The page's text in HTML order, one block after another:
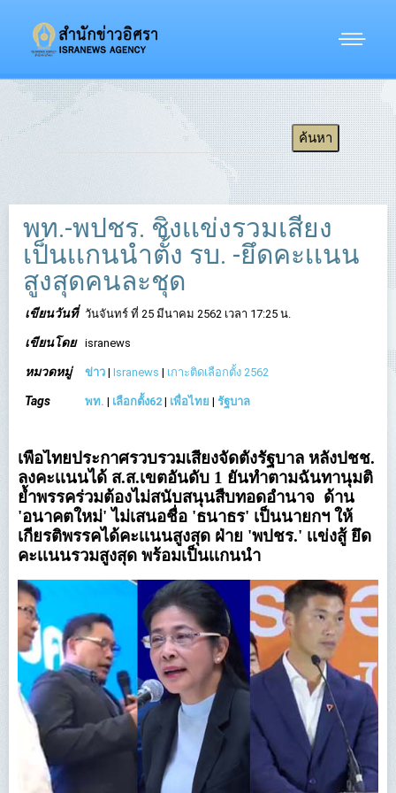
พท.-พปชร. ชิงเเข่งรวมเสียง
เป็นเเกนนำตั้ง รบ. -ยึดคะเเนน
สูงสุดคนละชุด
เขียนวันที่ วันจันทร์ ที่ 25 มีนาคม 2562 เวลา 17:25 น.
เขียนโดย isranews
หมวดหมู่ ข่าว | Isranews | เกาะติดเลือกตั้ง 2562
Tags พท. | เลือกตั้ง62 | เพื่อไทย | รัฐบาล
เพื่อไทยประกาศรวบรวมเสียงจัดตั้งรัฐบาล หลังปชช.
ลงคะเเนนได้ ส.ส.เขตอันดับ 1 ยันทำตามฉันทานุมติ
ย้ำพรรคร่วมต้องไม่สนับสนุนสืบทอดอำนาจ ด้าน
'อนาคตใหม่' ไม่เสนอชื่อ 'ธนาธร' เป็นนายกฯ ให้
เกียรติพรรคได้คะเเนนสูงสุด ฝ่าย 'พปชร.' เเข่งสู้ ยึด
คะเเนนรวมสูงสุด พร้อมเป็นเเกนนำ